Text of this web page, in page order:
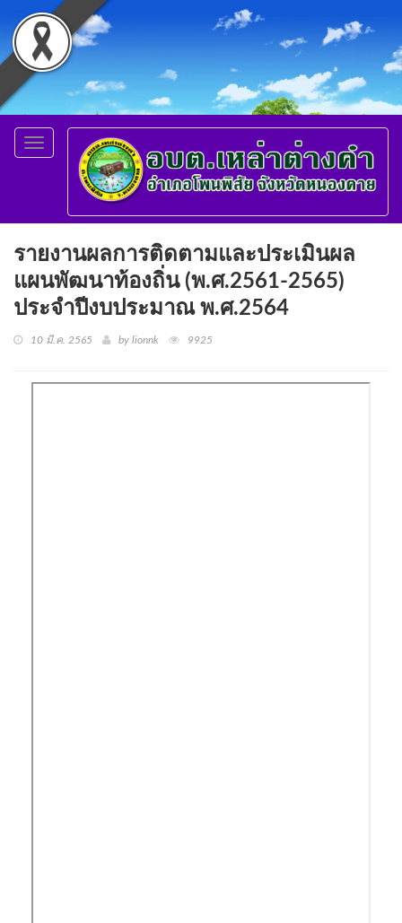
Toggle
navigation
รายงานผลการติดตามและประเมินผล
แผนพัฒนาท้องถิ่น (พ.ศ.2561-2565)
ประจำปีงบประมาณ พ.ศ.2564
10 มี.ค. 2565 by lionnk 9925